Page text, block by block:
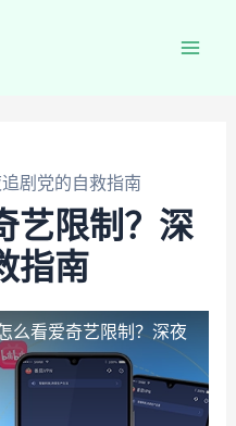
剧党的自救指南
艺限制？深
指南
么看爱奇艺限制？深夜